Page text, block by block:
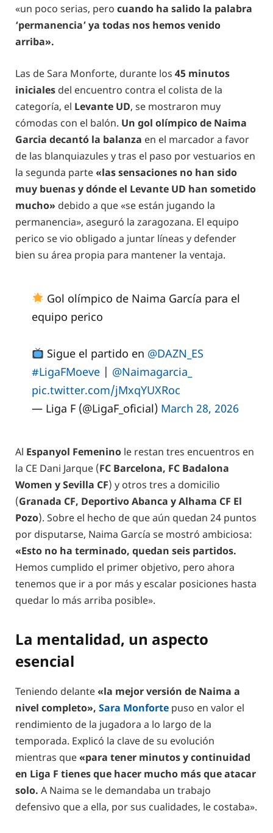
«un poco serias, pero cuando ha salido la palabra
‘permanencia’ ya todas nos hemos venido
arriba».
Las de Sara Monforte, durante los 45 minutos
iniciales del encuentro contra el colista de la
categoría, el Levante UD, se mostraron muy
cómodas con el balón. Un gol olímpico de Naima
Garcia decantó la balanza en el marcador a favor
de las blanquiazules y tras el paso por vestuarios en
la segunda parte«las sensaciones no han sido
muy buenas y dónde el Levante UD han sometido
mucho» debido a que «se están jugando la
permanencia», aseguró la zaragozana. El equipo
perico se vio obligado a juntar líneas y defender
bien su área propia para mantener la ventaja.
Gol olímpico de Naima García para el
equipo perico
Sigue el partido en @DAZN_ES
#LigaFMoeve| @Naimagarcia_
pic.twitter.com/jMxqYUXRoc
— Liga F (@LigaF_oficial) March 28, 2026
Al Espanyol Femenino le restan tres encuentros en
la CE Dani Jarque (FC Barcelona, FC Badalona
Women y Sevilla CF) y otros tres a domicilio
(Granada CF, Deportivo Abanca y Alhama CF El
Pozo). Sobre el hecho de que aún quedan 24 puntos
por disputarse, Naima García se mostró ambiciosa:
«Esto no ha terminado, quedan seis partidos.
Hemos cumplido el primer objetivo, pero ahora
tenemos que ir a por más y escalar posiciones hasta
quedar lo más arriba posible».
La mentalidad, un aspecto
esencial
Teniendo delante«la mejor versión de Naima a
nivel completo», Sara Monforte puso en valor el
rendimiento de la jugadora a lo largo de la
temporada. Explicó la clave de su evolución
mientras que«para tener minutos y continuidad
en Liga F tienes que hacer mucho más que atacar
solo. A Naima se le demandaba un trabajo
defensivo que a ella, por sus cualidades, le costaba».